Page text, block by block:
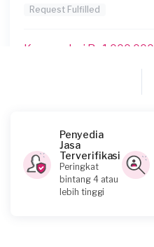
Request Fulfilled
Kurang dari Rp1.000.000
Irwan requested
Jakarta Pusat, Jakarta
Request Fulfilled
Penyedia
Jasa
Terverifikasi
Peringkat
bintang 4 atau
lebih tinggi